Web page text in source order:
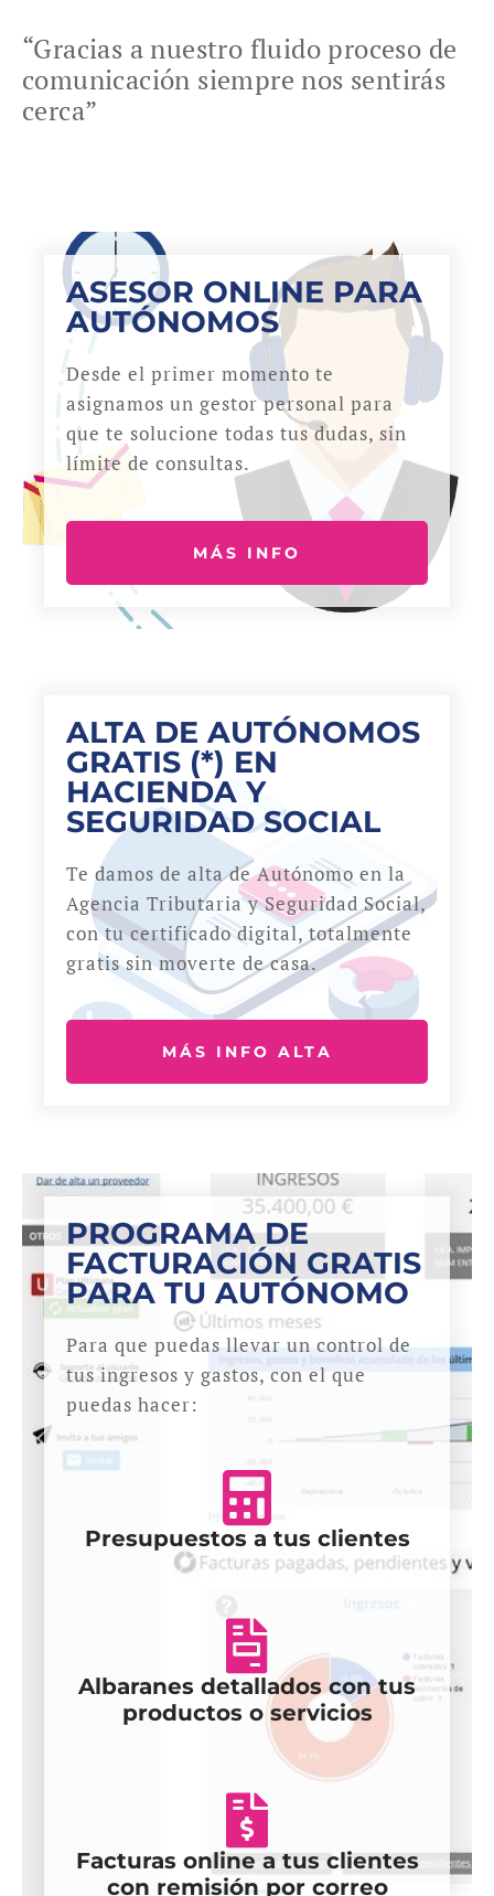
“Gracias a nuestro fluido proceso de
comunicación siempre nos sentirás
cerca”
ASESOR ONLINE PARA
AUTÓNOMOS
Desde el primer momento te
asignamos un gestor personal para
que te solucione todas tus dudas, sin
límite de consultas.
MÁS INFO
ALTA DE AUTÓNOMOS
GRATIS (*) EN
HACIENDA Y
SEGURIDAD SOCIAL
Te damos de alta de Autónomo en la
Agencia Tributaria y Seguridad Social,
con tu certificado digital, totalmente
gratis sin moverte de casa.
MÁS INFO ALTA
PROGRAMA DE
FACTURACIÓN GRATIS
PARA TU AUTÓNOMO
Para que puedas llevar un control de
tus ingresos y gastos, con el que
puedas hacer:
Presupuestos a tus clientes
Albaranes detallados con tus
productos o servicios
Facturas online a tus clientes
con remisión por correo